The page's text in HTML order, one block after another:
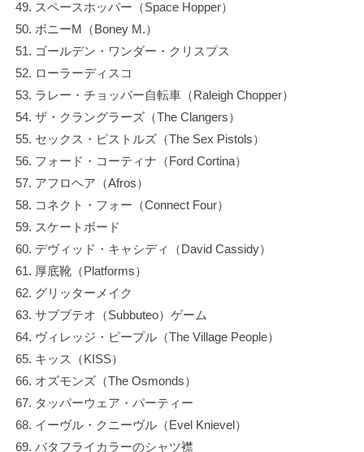
スペースホッパー（Space Hopper）
ボニーM（Boney M.）
ゴールデン・ワンダー・クリスプス
ローラーディスコ
ラレー・チョッパー自転車（Raleigh Chopper）
ザ・クラングラーズ（The Clangers）
セックス・ピストルズ（The Sex Pistols）
フォード・コーティナ（Ford Cortina）
アフロヘア（Afros）
コネクト・フォー（Connect Four）
スケートボード
デヴィッド・キャシディ（David Cassidy）
厚底靴（Platforms）
グリッターメイク
サブブテオ（Subbuteo）ゲーム
ヴィレッジ・ピープル（The Village People）
キッス（KISS）
オズモンズ（The Osmonds）
タッパーウェア・パーティー
イーヴル・クニーヴル（Evel Knievel）
バタフライカラーのシャツ襟